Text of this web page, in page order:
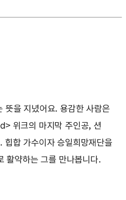
뜻을 지녔어요. 용감한 사람은
위크의 마지막 주인공, 션
힙합 가수이자 승일희망재단을
활약하는 그를 만나봅니다.